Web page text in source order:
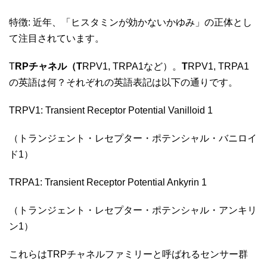
特徴: 近年、「ヒスタミンが効かないかゆみ」の正体とし
て注目されています。
TRPチャネル（TRPV1, TRPA1など）。 TRPV1, TRPA1
の英語は何？それぞれの英語表記は以下の通りです。
TRPV1: Transient Receptor Potential Vanilloid 1
（トランジェント・レセプター・ポテンシャル・バニロイ
ド1）
TRPA1: Transient Receptor Potential Ankyrin 1
（トランジェント・レセプター・ポテンシャル・アンキリ
ン1）
これらはTRPチャネルファミリーと呼ばれるセンサー群